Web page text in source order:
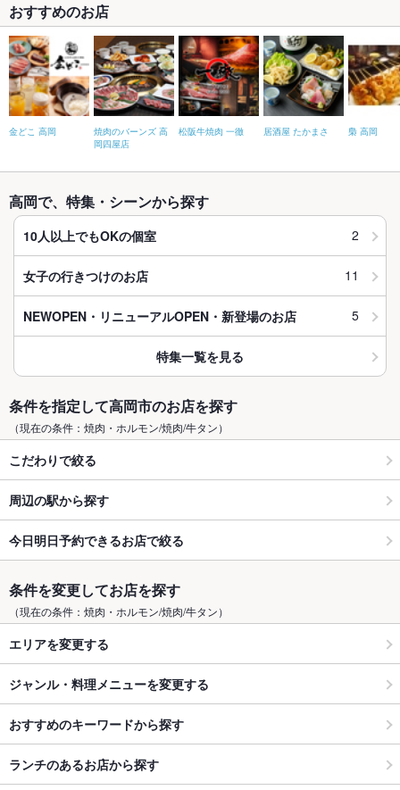
おすすめのお店
金どこ 高岡
焼肉のバーンズ 高
岡四屋店
松阪牛焼肉 一徹 居酒屋 たかまさ 梟 高岡
高岡で、特集・シーンから探す
10人以上でもOKの個室 2
女子の行きつけのお店 11
NEWOPEN・リニューアルOPEN・新登場のお店 5
特集一覧を見る
条件を指定して高岡市のお店を探す
（現在の条件：焼肉・ホルモン/焼肉/牛タン）
こだわりで絞る
周辺の駅から探す
今日明日予約できるお店で絞る
条件を変更してお店を探す
（現在の条件：焼肉・ホルモン/焼肉/牛タン）
エリアを変更する
ジャンル・料理メニューを変更する
おすすめのキーワードから探す
ランチのあるお店から探す